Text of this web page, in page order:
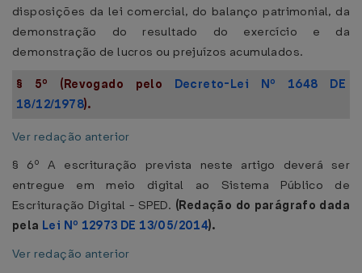
disposições da lei comercial, do balanço patrimonial, da
demonstração do resultado do exercício e da
demonstração de lucros ou prejuízos acumulados.
§ 5º (Revogado pelo Decreto-Lei Nº 1648 DE
18/12/1978).
Ver redação anterior
§ 6º A escrituração prevista neste artigo deverá ser
entregue em meio digital ao Sistema Público de
Escrituração Digital - SPED. (Redação do parágrafo dada
pela Lei Nº 12973 DE 13/05/2014).
Ver redação anterior